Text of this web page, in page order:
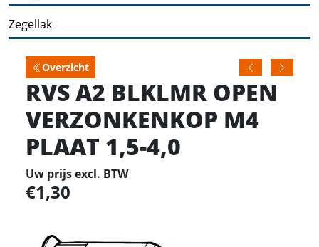
Zegellak
Overzicht
RVS A2 BLKLMR OPEN
VERZONKENKOP M4
PLAAT 1,5-4,0
Uw prijs excl. BTW
1,30